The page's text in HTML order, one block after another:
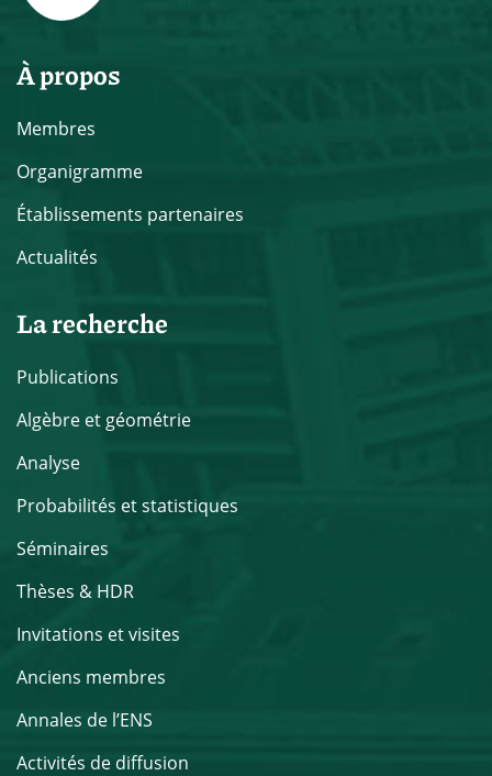
À propos
Membres
Organigramme
Établissements partenaires
Actualités
La recherche
Publications
Algèbre et géométrie
Analyse
Probabilités et statistiques
Séminaires
Thèses & HDR
Invitations et visites
Anciens membres
Annales de l’ENS
Activités de diffusion